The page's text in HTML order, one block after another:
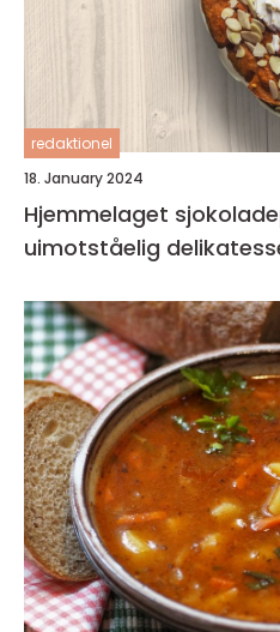
redaktionel
18. January 2024
Hjemmelaget
uimotståelig